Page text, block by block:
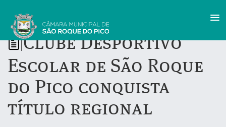
Clube Desportivo
Escolar de São Roque
do Pico conquista
título regional